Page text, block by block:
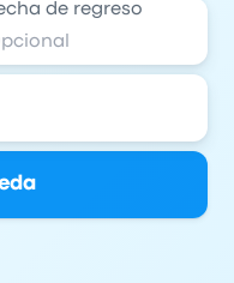
de regreso